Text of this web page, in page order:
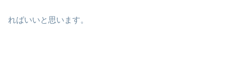
ればいいと思います。